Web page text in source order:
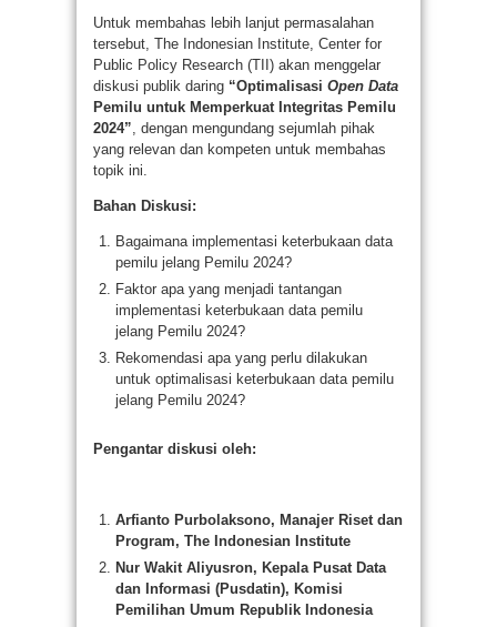
Untuk membahas lebih lanjut permasalahan
tersebut, The Indonesian Institute, Center for
Public Policy Research (TII) akan menggelar
diskusi publik daring “Optimalisasi Open Data
Pemilu untuk Memperkuat Integritas Pemilu
2024”, dengan mengundang sejumlah pihak
yang relevan dan kompeten untuk membahas
topik ini.
Bahan Diskusi:
Bagaimana implementasi keterbukaan data
pemilu jelang Pemilu 2024?
Faktor apa yang menjadi tantangan
implementasi keterbukaan data pemilu
jelang Pemilu 2024?
Rekomendasi apa yang perlu dilakukan
untuk optimalisasi keterbukaan data pemilu
jelang Pemilu 2024?
Pengantar diskusi oleh:
Arfianto Purbolaksono, Manajer Riset dan
Program, The Indonesian Institute
Nur Wakit Aliyusron, Kepala Pusat Data
dan Informasi (Pusdatin), Komisi
Pemilihan Umum Republik Indonesia